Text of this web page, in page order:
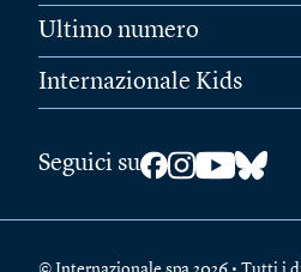
Ultimo numero
Internazionale Kids
Seguici su